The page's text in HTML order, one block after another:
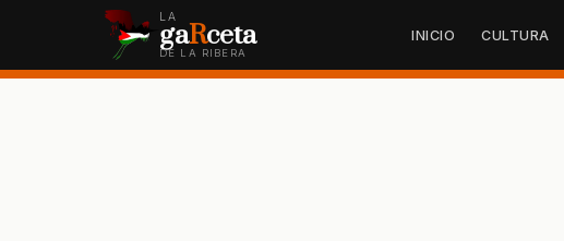
LA
gaRceta
DE LA RIBERA
INICIO CULTURA